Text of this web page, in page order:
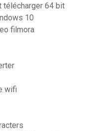
télécharger 64 bit
10
filmora
wifi